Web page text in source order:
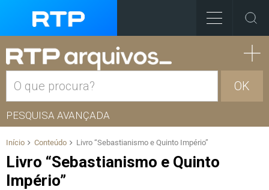
OK
PESQUISA AVANÇADA
Início Conteúdo Livro “Sebastianismo e Quinto Império”
Livro “Sebastianismo e Quinto
Império”